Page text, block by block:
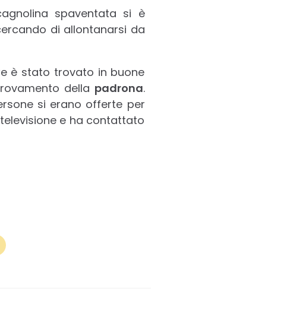
spaventata si è
di allontanarsi da
è stato trovato in buone
della padrona.
si erano offerte per
e ha contattato